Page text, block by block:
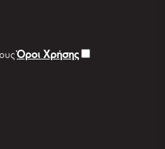
Όροι Χρήσης